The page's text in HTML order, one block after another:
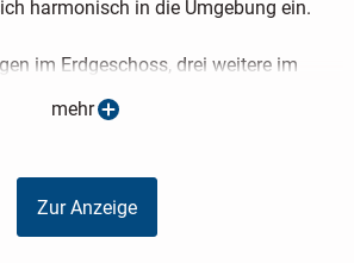
harmonisch in die Umgebung ein.
im Erdgeschoss, drei weitere im
Einheiten runden das Angebot im
und Terrassen mit Gartenflächen zum
mehr
Zur Anzeige